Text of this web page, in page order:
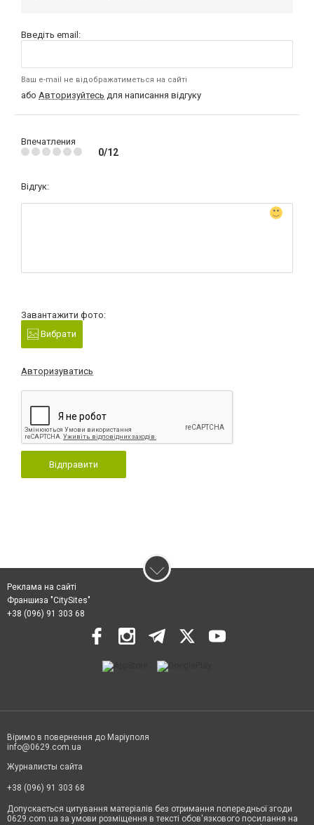
Введіть email:
Ваш e-mail не відображатиметься на сайті
або Авторизуйтесь для написання відгуку
Впечатления
0/12
Відгук:
Завантажити фото:
Вибрати
Авторизуватись
Відправити
Реклама на сайті
Франшиза "CitySites"
+38 (096) 91 303 68
Віримо в повернення до Маріуполя
info@0629.com.ua
Журналисты сайта
+38 (096) 91 303 68
Допускається цитування матеріалів без отримання попередньої згоди
0629.com.ua за умови розміщення в тексті обов'язкового посилання на